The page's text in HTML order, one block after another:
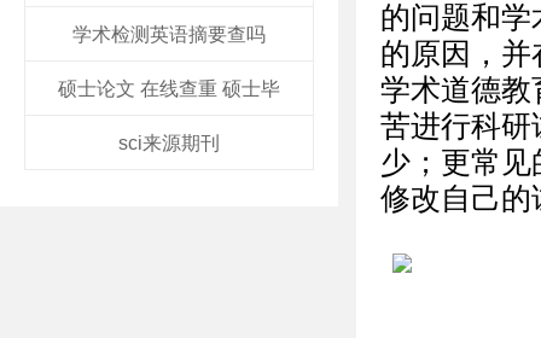
学术检测英语摘要查吗
硕士论文 在线查重 硕士毕
sci来源期刊
的问题和
的原因，
学术道德教
苦进行科研
少；更常
修改自己的